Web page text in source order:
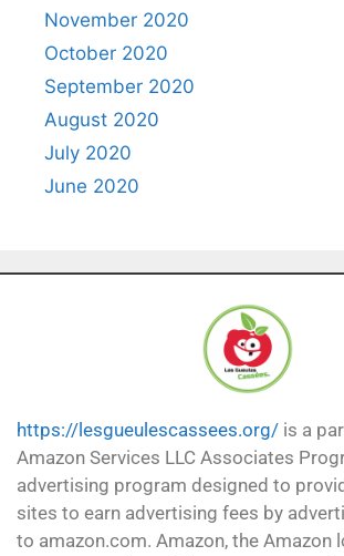
November 2020
October 2020
September 2020
August 2020
July 2020
June 2020
https://lesgueulescassees.org/ is a
Amazon Services LLC Associates
advertising program designed to
sites to earn advertising fees by
to amazon.com. Amazon, the Amazon